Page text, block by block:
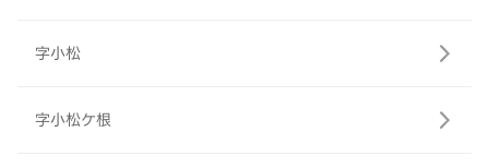
字小松
字小松ケ根